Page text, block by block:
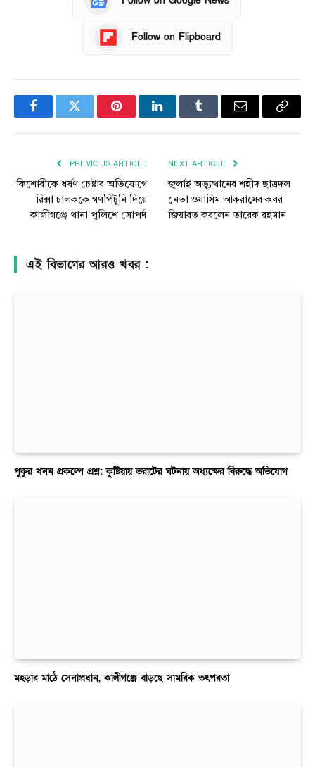
Follow on Flipboard
FacebookTwitter PinterestLinkedInTumblr Email
Copy
PREVIOUS ARTICLE
কিশোরীকে ধর্ষণ চেষ্টার অভিযোগে
রিক্সা চালককে গণপিটুনি দিয়ে
কালীগঞ্জে থানা পুলিশে সোপর্দ
NEXT ARTICLE
জুলাই অভ্যুত্থানের শহীদ ছাত্রদল
নেতা ওয়াসিম আকরামের কবর
জিয়ারত করলেন তারেক রহমান
এই বিভাগের আরও খবর :
পুকুর খনন প্রকল্পে প্রশ্ন: কুষ্টিয়ায় ভরাটের ঘটনায় অধ্যক্ষের বিরুদ্ধে অভিযোগ
মহড়ার মাঠে সেনাপ্রধান, কালীগঞ্জে বাড়ছে সামরিক তৎপরতা